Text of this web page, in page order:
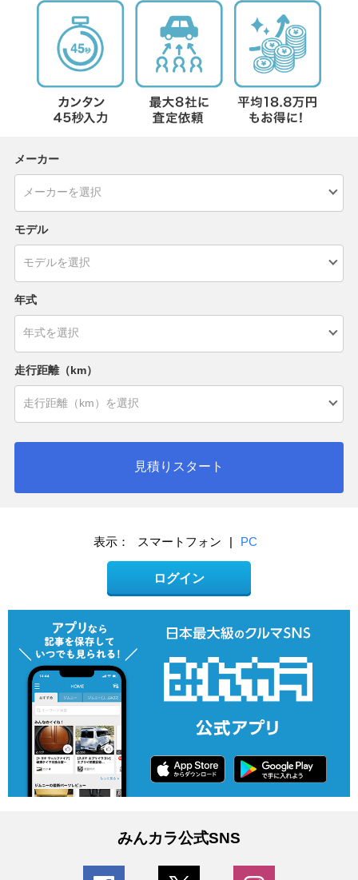
メーカー
モデル
年式
走行距離（km）
見積りスタート
表示： スマートフォン | PC
ログイン
みんカラ公式SNS